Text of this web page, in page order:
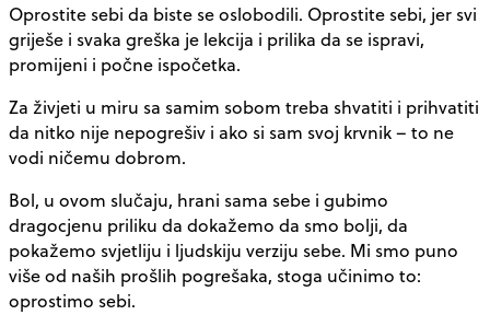
Oprostite sebi da biste se oslobodili. Oprostite sebi, jer svi
griješe i svaka greška je lekcija i prilika da se ispravi,
promijeni i počne ispočetka.
Za živjeti u miru sa samim sobom treba shvatiti i prihvatiti
da nitko nije nepogrešiv i ako si sam svoj krvnik – to ne
vodi ničemu dobrom.
Bol, u ovom slučaju, hrani sama sebe i gubimo
dragocjenu priliku da dokažemo da smo bolji, da
pokažemo svjetliju i ljudskiju verziju sebe. Mi smo puno
više od naših prošlih pogrešaka, stoga učinimo to:
oprostimo sebi.